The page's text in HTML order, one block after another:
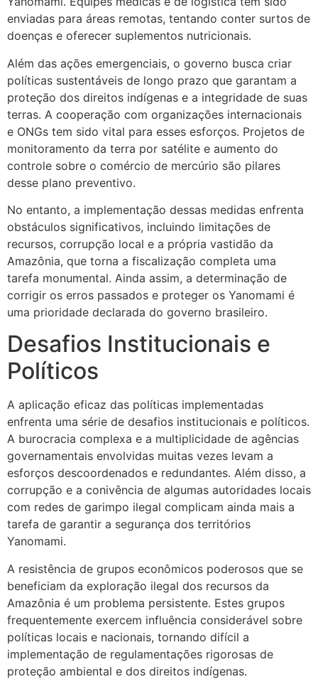
enviadas para áreas remotas, tentando conter surtos de
doenças e oferecer suplementos nutricionais.
Além das ações emergenciais, o governo busca criar
políticas sustentáveis de longo prazo que garantam a
proteção dos direitos indígenas e a integridade de suas
terras. A cooperação com organizações internacionais
e ONGs tem sido vital para esses esforços. Projetos de
monitoramento da terra por satélite e aumento do
controle sobre o comércio de mercúrio são pilares
desse plano preventivo.
No entanto, a implementação dessas medidas enfrenta
obstáculos significativos, incluindo limitações de
recursos, corrupção local e a própria vastidão da
Amazônia, que torna a fiscalização completa uma
tarefa monumental. Ainda assim, a determinação de
corrigir os erros passados e proteger os Yanomami é
uma prioridade declarada do governo brasileiro.
Desafios Institucionais e
Políticos
A aplicação eficaz das políticas implementadas
enfrenta uma série de desafios institucionais e políticos.
A burocracia complexa e a multiplicidade de agências
governamentais envolvidas muitas vezes levam a
esforços descoordenados e redundantes. Além disso, a
corrupção e a conivência de algumas autoridades locais
com redes de garimpo ilegal complicam ainda mais a
tarefa de garantir a segurança dos territórios
Yanomami.
A resistência de grupos econômicos poderosos que se
beneficiam da exploração ilegal dos recursos da
Amazônia é um problema persistente. Estes grupos
frequentemente exercem influência considerável sobre
políticas locais e nacionais, tornando difícil a
implementação de regulamentações rigorosas de
proteção ambiental e dos direitos indígenas.